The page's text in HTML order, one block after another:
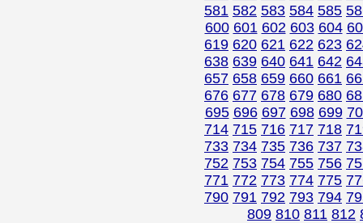
581 582 583 584 585
600 601 602 603 604
619 620 621 622 623
638 639 640 641 642
657 658 659 660 661
676 677 678 679 680
695 696 697 698 699
714 715 716 717 718
733 734 735 736 737
752 753 754 755 756
771 772 773 774 775
790 791 792 793 794
809 810 811 812